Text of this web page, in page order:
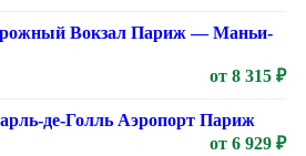
Вокзал Париж — Маньи-
от 8 315 ₽
де-Голль Аэропорт Париж
от 6 929 ₽